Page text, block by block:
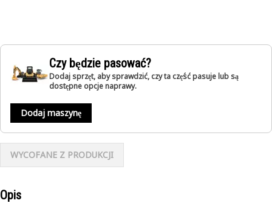
Czy będzie pasować?
Dodaj sprzęt, aby sprawdzić, czy ta część pasuje lub są
dostępne opcje naprawy.
Dodaj maszynę
WYCOFANE Z PRODUKCJI
Opis